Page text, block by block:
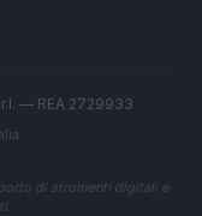
— REA 2729933
di strumenti digitali e